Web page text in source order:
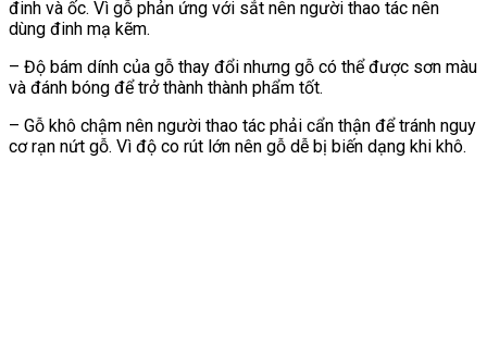
đinh và ốc. Vì gỗ phản ứng với sắt nên người thao tác nên
dùng đinh mạ kẽm.
– Độ bám dính của gỗ thay đổi nhưng gỗ có thể được sơn màu
và đánh bóng để trở thành thành phẩm tốt.
– Gỗ khô chậm nên người thao tác phải cẩn thận để tránh nguy
cơ rạn nứt gỗ. Vì độ co rút lớn nên gỗ dễ bị biến dạng khi khô.